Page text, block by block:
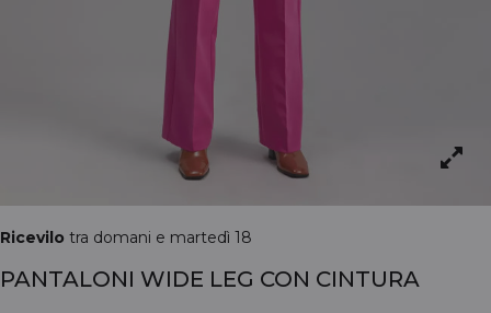
Ricevilo tra domani e martedì 18
PANTALONI WIDE LEG CON CINTURA